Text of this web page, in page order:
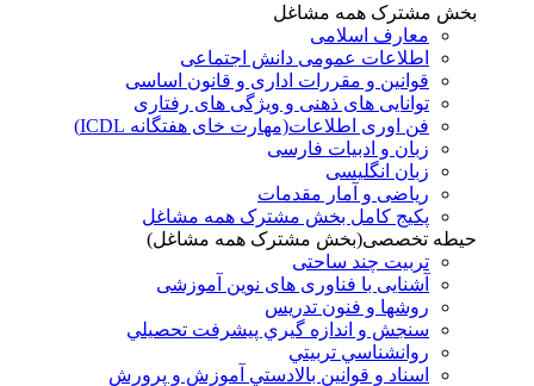
بخش مشترک همه مشاغل
معارف اسلامی
اطلاعات عمومی دانش اجتماعی
قوانین و مقررات اداری و قانون اساسی
توانایی های ذهنی و ویژگی های رفتاری
فن اوری اطلاعات(مهارت خای هفتگانه ICDL)
زبان و ادبیات فارسی
زبان انگلیسی
ریاضی و آمار مقدمات
پکیج کامل بخش مشترک همه مشاغل
حیطه تخصصی(بخش مشترک همه مشاغل)
تربیت چند ساحتی
آشنایی با فناوری های نوین آموزشی
روشها و فنون تدريس
سنجش و اندازه گيري پيشرفت تحصيلي
روانشناسي تربيتي
اسناد و قوانين بالادستي آموزش و پرورش